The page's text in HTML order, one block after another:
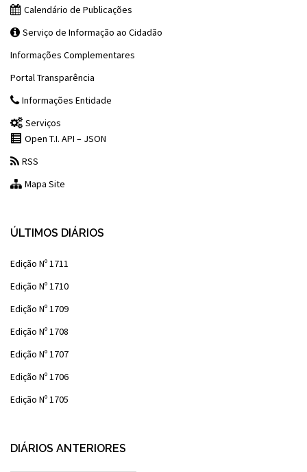
Calendário de Publicações
Serviço de Informação ao Cidadão
Informações Complementares
Portal Transparência
Informações Entidade
Serviços
Open T.I. API – JSON
RSS
Mapa Site
ÚLTIMOS DIÁRIOS
Edição Nº 1711
Edição Nº 1710
Edição Nº 1709
Edição Nº 1708
Edição Nº 1707
Edição Nº 1706
Edição Nº 1705
DIÁRIOS ANTERIORES